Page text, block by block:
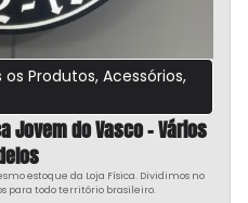
os Produtos, Acessórios,
Jovem do Vasco – Vários
estoque da Loja Física. Dividimos no
para todo território brasileiro.